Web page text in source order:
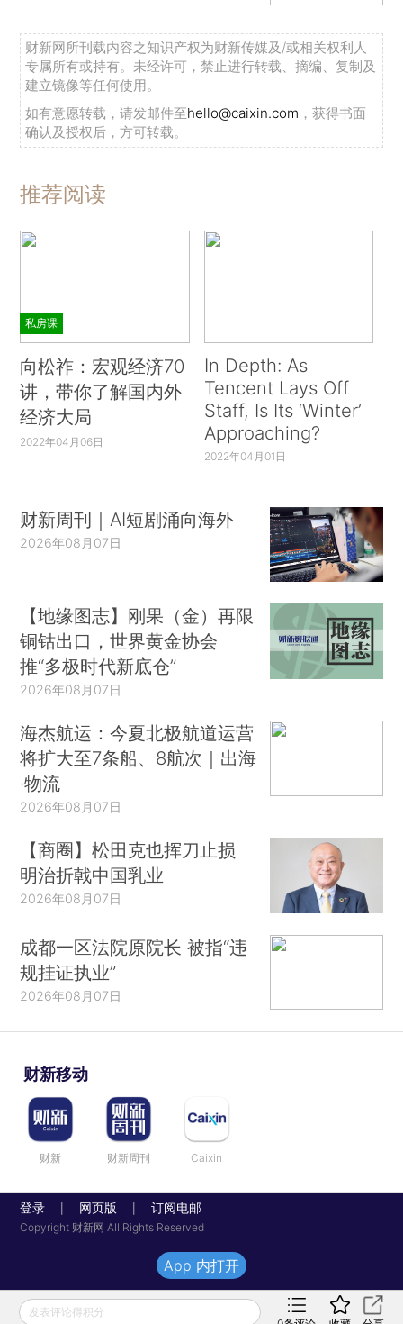
财新网所刊载内容之知识产权为财新传媒及/或相关权利人
专属所有或持有。未经许可，禁止进行转载、摘编、复制及
建立镜像等任何使用。
如有意愿转载，请发邮件至hello@caixin.com ，获得书面
确认及授权后，方可转载。
推荐阅读
私房课
向松祚：宏观经济70
讲，带你了解国内外
经济大局
2022年04月06日
In Depth: As
Tencent Lays Off
Staff, Is Its ‘Winter’
Approaching?
2022年04月01日
财新周刊｜AI短剧涌向海外
2026年08月07日
【地缘图志】刚果（金）再限
铜钴出口，世界黄金协会
推“多极时代新底仓”
2026年08月07日
海杰航运：今夏北极航道运营
将扩大至7条船、8航次｜出海
·物流
2026年08月07日
【商圈】松田克也挥刀止损
明治折戟中国乳业
2026年08月07日
成都一区法院原院长 被指“违
规挂证执业”
2026年08月07日
财新移动
财新 财新周刊 Caixin
登录 网页版 订阅电邮
Copyright 财新网 All Rights Reserved
发表评论得积分
App 内打开